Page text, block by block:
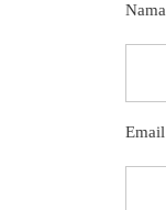
Nama
Email